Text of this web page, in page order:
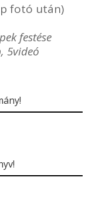
fotó után)
festése
5videó